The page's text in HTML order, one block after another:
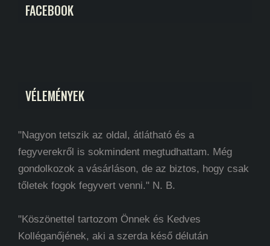
FACEBOOK
VÉLEMÉNYEK
"Nagyon tetszik az oldal, átlátható és a
fegyverekről is sokmindent megtudhattam. Még
gondolkozok a vásárláson, de az biztos, hogy csak
tőletek fogok fegyvert venni." N. B.
"Köszönettel tartozom Önnek és Kedves
Kolléganőjének, aki a szerda késő délután